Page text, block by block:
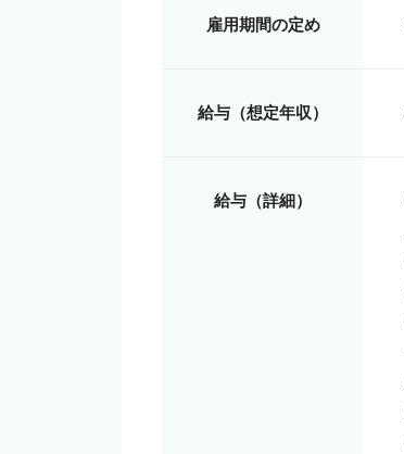
雇用期間の定め
給与（想定年収）
給与（詳細）